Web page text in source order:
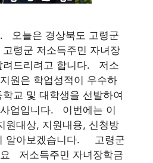
오늘은 경상북도 고령군
령군 저소득주민 자녀장
려드리려고 합니다. 저소
원은 학업성적이 우수하
교 및 대학생을 선발하여
업입니다. 이번에는 이
원대상, 지원내용, 신청방
알아보겠습니다. 고령군
저소득주민 자녀장학금